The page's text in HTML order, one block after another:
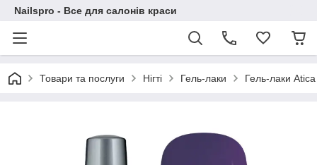
Nailspro - Все для салонів краси
Товари та послуги Нігті Гель-лаки Гель-лаки Atica